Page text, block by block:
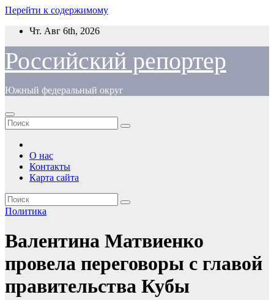
Перейти к содержимому
Чт. Авг 6th, 2026
Российский репортер
Южный федеральный округ
О нас
Контакты
Карта сайта
Политика
Валентина Матвиенко
провела переговоры с главой
правительства Кубы